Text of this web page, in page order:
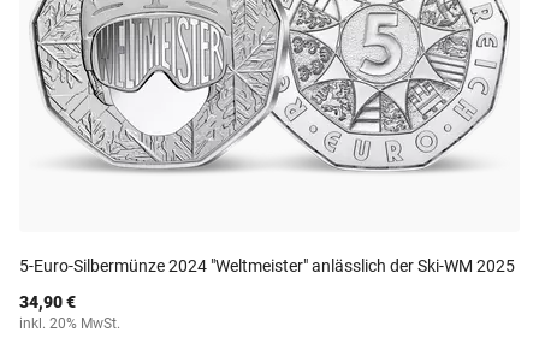
5-Euro-Silbermünze 2024 "Weltmeister" anlässlich der Ski-WM 2025
34,90 €
inkl. 20% MwSt.